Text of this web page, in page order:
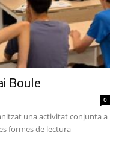
Boule
0
una activitat conjunta a
formes de lectura